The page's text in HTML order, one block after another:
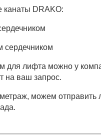
канаты DRAKO:
сердечником
для лифта можно у
на ваш запрос.
можем отправить